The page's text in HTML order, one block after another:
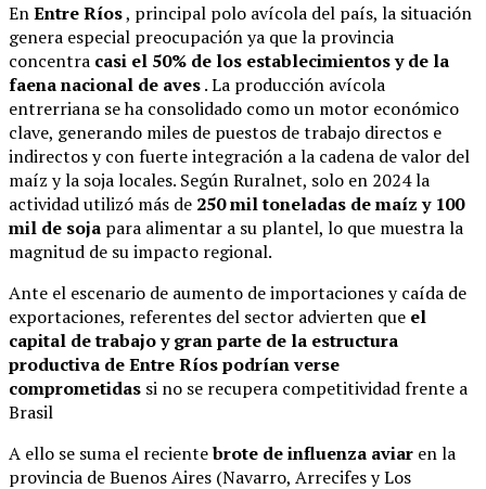
EnEntre Ríos, principal polo avícola del país, la situación
genera especial preocupación ya que la provincia
concentra casi el 50% de los establecimientos y de la
faena nacional de aves. La producción avícola
entrerriana se ha consolidado como un motor económico
clave, generando miles de puestos de trabajo directos e
indirectos y con fuerte integración a la cadena de valor del
maíz y la soja locales. Según Ruralnet, solo en 2024 la
actividad utilizó más de 250 mil toneladas de maíz y 100
mil de soja para alimentar a su plantel, lo que muestra la
magnitud de su impacto regional.
Ante el escenario de aumento de importaciones y caída de
exportaciones, referentes del sector advierten que el
capital de trabajo y gran parte de la estructura
productiva de Entre Ríos podrían verse
comprometidas si no se recupera competitividad frente a
Brasil
A ello se suma el recientebrote de influenza aviar en la
provincia de Buenos Aires (Navarro, Arrecifes y Los